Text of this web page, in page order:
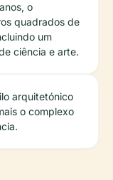
o
quadrados de
um
ciência e arte.
arquitetónico
o complexo